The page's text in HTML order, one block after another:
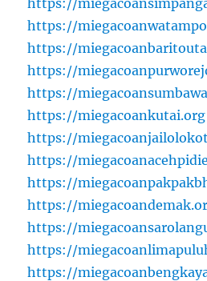
https://
https://
https://
https://
https://miegacoankutai.org
https://
https://
https://
https://
https://
https://
https://